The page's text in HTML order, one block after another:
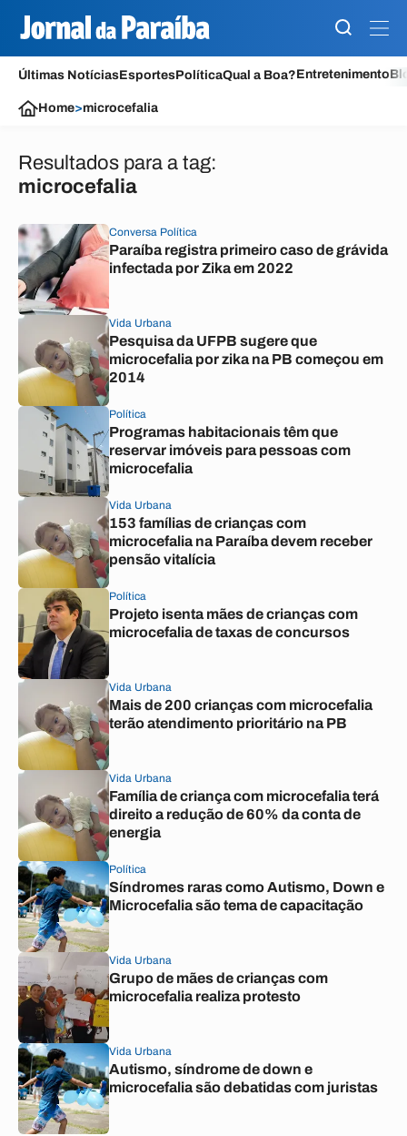
Últimas NotíciasEsportesPolíticaQual a Boa?Entretenimento
Home>microcefalia
Resultados para a tag:
microcefalia
Conversa Política
Paraíba registra primeiro caso de grávida
infectada por Zika em 2022
Vida Urbana
Pesquisa da UFPB sugere que
microcefalia por zika na PB começou em
2014
Política
Programas habitacionais têm que
reservar imóveis para pessoas com
microcefalia
Vida Urbana
153 famílias de crianças com
microcefalia na Paraíba devem receber
pensão vitalícia
Política
Projeto isenta mães de crianças com
microcefalia de taxas de concursos
Vida Urbana
Mais de 200 crianças com microcefalia
terão atendimento prioritário na PB
Vida Urbana
Família de criança com microcefalia terá
direito a redução de 60% da conta de
energia
Política
Síndromes raras como Autismo, Down e
Microcefalia são tema de capacitação
Vida Urbana
Grupo de mães de crianças com
microcefalia realiza protesto
Vida Urbana
Autismo, síndrome de down e
microcefalia são debatidas com juristas